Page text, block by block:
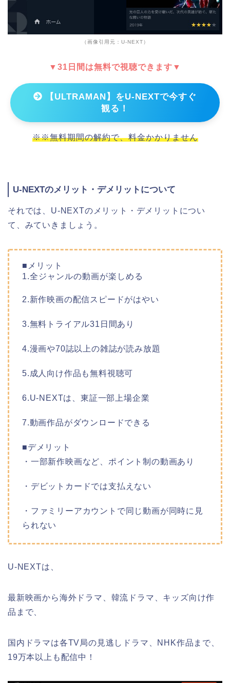
（画像引用元：U-NEXT）
▼31日間は無料で視聴できます▼
【ULTRAMAN】をU-NEXTで今すぐ
観る！
※※無料期間の解約で、料金かかりません
U-NEXTのメリット・デメリットについて
それでは、U-NEXTのメリット・デメリットについ
て、みていきましょう。
■メリット
1.全ジャンルの動画が楽しめる
2.新作映画の配信スピードがはやい
3.無料トライアル31日間あり
4.漫画や70誌以上の雑誌が読み放題
5.成人向け作品も無料視聴可
6.U-NEXTは、東証一部上場企業
7.動画作品がダウンロードできる
■デメリット
・一部新作映画など、ポイント制の動画あり
・デビットカードでは支払えない
・ファミリーアカウントで同じ動画が同時に見
られない
U-NEXTは、
最新映画から海外ドラマ、韓流ドラマ、キッズ向け作
品まで、
国内ドラマは各TV局の見逃しドラマ、NHK作品まで、
19万本以上も配信中！